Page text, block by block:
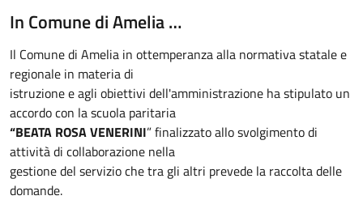
In Comune di Amelia …
Il Comune di Amelia in ottemperanza alla normativa statale e
regionale in materia di
istruzione e agli obiettivi dell'amministrazione ha stipulato un
accordo con la scuola paritaria
“BEATA ROSA VENERINI” finalizzato allo svolgimento di
attività di collaborazione nella
gestione del servizio che tra gli altri prevede la raccolta delle
domande.